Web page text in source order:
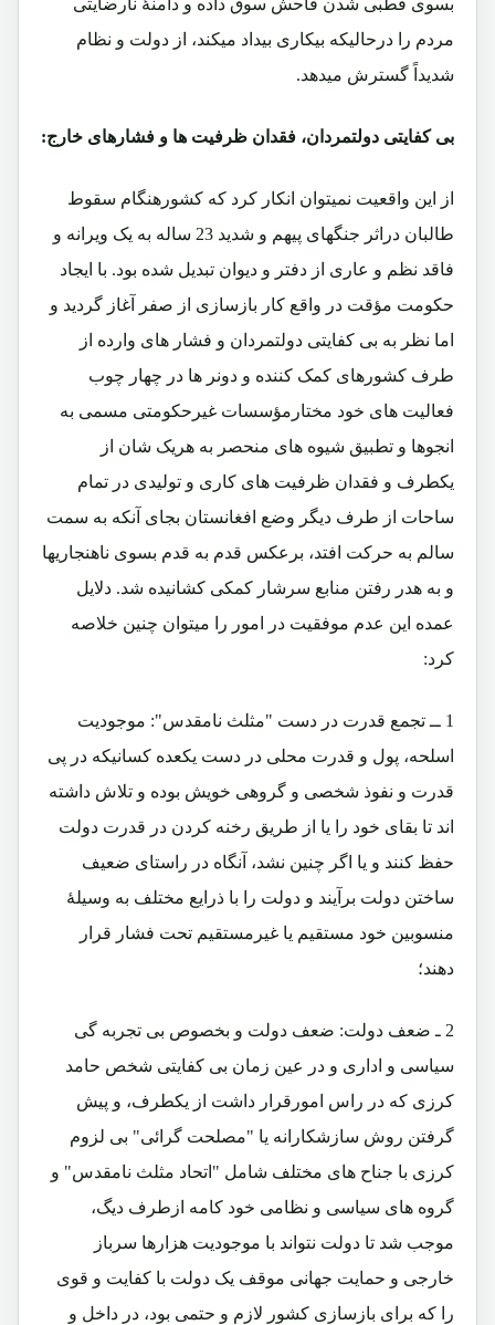
بسوی قطبی شدن فاحش سوق داده و دامنۀ نارضایتی
مردم را درحالیکه بیکاری بیداد میکند، از دولت و نظام
شدیداً گسترش میدهد.
بی کفایتی دولتمردان، فقدان ظرفیت ها و فشارهای خارج:
از این واقعیت نمیتوان انکار کرد که کشورهنگام سقوط
طالبان دراثر جنگهای پیهم و شدید 23 ساله به یک ویرانه و
فاقد نظم و عاری از دفتر و دیوان تبدیل شده بود. با ایجاد
حکومت مؤقت در واقع کار بازسازی از صفر آغاز گردید و
اما نظر به بی کفایتی دولتمردان و فشار های وارده از
طرف کشورهای کمک کننده و دونر ها در چهار چوب
فعالیت های خود مختارمؤسسات غیرحکومتی مسمی به
انجوها و تطبیق شیوه های منحصر به هریک شان از
یکطرف و فقدان ظرفیت های کاری و تولیدی در تمام
ساحات از طرف دیگر وضع افغانستان بجای آنکه به سمت
سالم به حرکت افتد، برعکس قدم به قدم بسوی ناهنجاریها
و به هدر رفتن منابع سرشار کمکی کشانیده شد. دلایل
عمده این عدم موفقیت در امور را میتوان چنین خلاصه
کرد:
1 ــ تجمع قدرت در دست "مثلث نامقدس": موجودیت
اسلحه، پول و قدرت محلی در دست یکعده کسانیکه در پی
قدرت و نفوذ شخصی و گروهی خویش بوده و تلاش داشته
اند تا بقای خود را یا از طریق رخنه کردن در قدرت دولت
حفظ کنند و یا اگر چنین نشد، آنگاه در راستای ضعیف
ساختن دولت برآیند و دولت را با ذرایع مختلف به وسیلۀ
منسوبین خود مستقیم یا غیرمستقیم تحت فشار قرار
دهند؛
2 ـ ضعف دولت: ضعف دولت و بخصوص بی تجربه گی
سیاسی و اداری و در عین زمان بی کفایتی شخص حامد
کرزی که در راس امورقرار داشت از یکطرف، و پیش
گرفتن روش سازشکارانه یا "مصلحت گرائی" بی لزوم
کرزی با جناح های مختلف شامل "اتحاد مثلث نامقدس" و
گروه های سیاسی و نظامی خود کامه ازطرف دیگ،
موجب شد تا دولت نتواند با موجودیت هزارها سرباز
خارجی و حمایت جهانی موقف یک دولت با کفایت و قوی
را که برای بازسازی کشور لازم و حتمی بود، در داخل و